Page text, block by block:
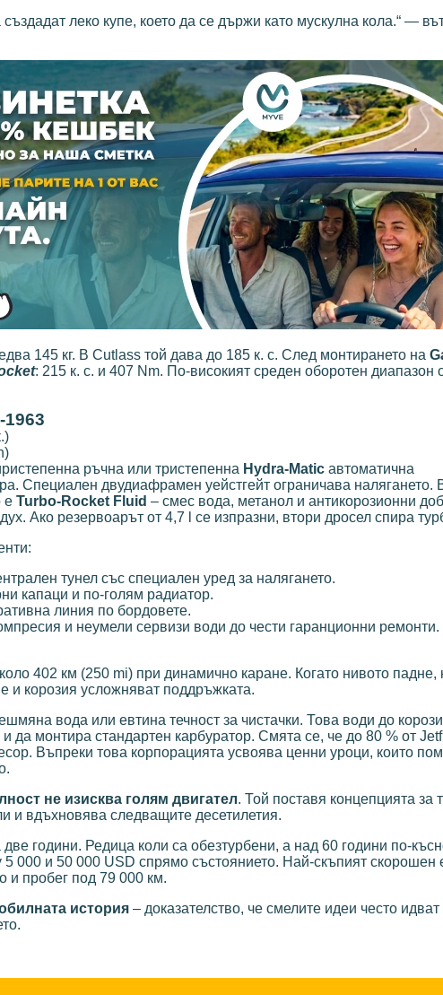
леко купе, което да се държи като мускулна кола.“ —
145 кг. В Cutlass той дава до 185 к. с. След монтирането на
: 215 к. с. и 407 Nm. По-високият среден оборотен диапазон
1963
ръчна или тристепенна Hydra-Matic автоматична
Специален двудиафрамен уейстгейт ограничава налягането.
е Turbo-Rocket Fluid – смес вода, метанол и антикорозионни
Ако резервоарът от 4,7 l се изпразни, втори дросел спира
тунел със специален уред за налягането.
капаци и по-голям радиатор.
линия по бордовете.
и неумели сервизи води до чести гаранционни ремонти.
402 км (250 mi) при динамично каране. Когато нивото падне,
и корозия усложняват поддръжката.
вода или евтина течност за чистачки. Това води до
да монтира стандартен карбуратор. Смята се, че до 80 % от
Въпреки това корпорацията усвоява ценни уроци, които
не изисква голям двигател. Той поставя концепцията за
и вдъхновява следващите десетилетия.
години. Редица коли са обезтурбени, а над 60 години по-
000 и 50 000 USD спрямо състоянието. Най-скъпият скорошен
и пробег под 79 000 км.
история – доказателство, че смелите идеи често